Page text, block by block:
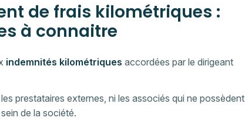
de frais kilométriques :
à connaitre
indemnités kilométriques accordées par le dirigeant
prestataires externes, ni les associés qui ne possèdent
de la société.